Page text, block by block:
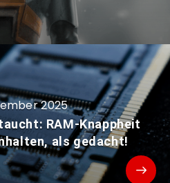
2025
RAM-Knappheit
als gedacht!